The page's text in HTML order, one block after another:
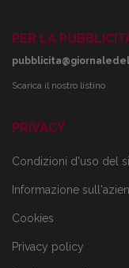
PER LA
Scarica il nostro listino
PRIVACY
Condizioni d'uso del
Informazione
Cookies
Privacy policy